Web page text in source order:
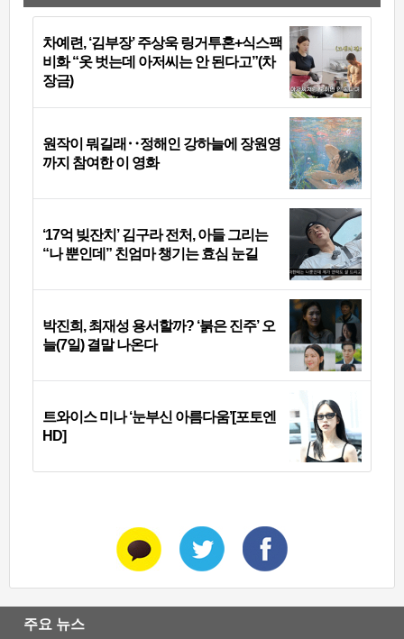
차예련, ‘김부장’ 주상욱 링거투혼+식스팩
비화 “옷 벗는데 아저씨는 안 된다고”(차
장금)
원작이 뭐길래‥정해인 강하늘에 장원영
까지 참여한 이 영화
‘17억 빚잔치’ 김구라 전처, 아들 그리는
“나 뿐인데” 친엄마 챙기는 효심 눈길
박진희, 최재성 용서할까? ‘붉은 진주’ 오
늘(7일) 결말 나온다
트와이스 미나 ‘눈부신 아름다움’[포토엔
HD]
주요 뉴스